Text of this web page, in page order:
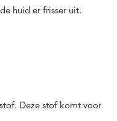
huid er frisser uit.
Deze stof komt voor